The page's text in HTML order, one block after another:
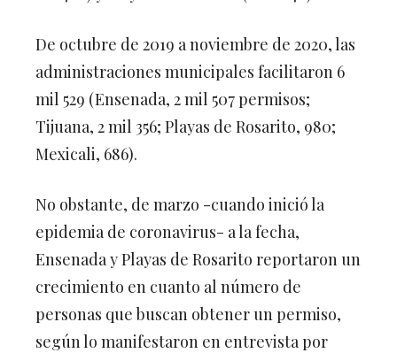
De octubre de 2019 a noviembre de 2020, las
administraciones municipales facilitaron 6
mil 529 (Ensenada, 2 mil 507 permisos;
Tijuana, 2 mil 356; Playas de Rosarito, 980;
Mexicali, 686).
No obstante, de marzo -cuando inició la
epidemia de coronavirus- a la fecha,
Ensenada y Playas de Rosarito reportaron un
crecimiento en cuanto al número de
personas que buscan obtener un permiso,
según lo manifestaron en entrevista por